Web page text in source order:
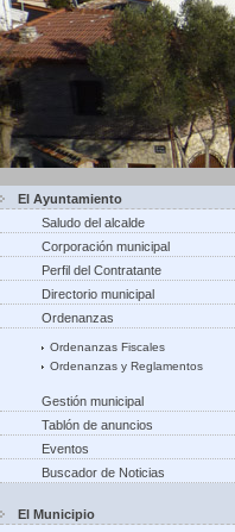
El Ayuntamiento
Saludo del alcalde
Corporación municipal
Perfil del Contratante
Directorio municipal
Ordenanzas
Ordenanzas Fiscales
Ordenanzas y Reglamentos
Gestión municipal
Tablón de anuncios
Eventos
Buscador de Noticias
El Municipio